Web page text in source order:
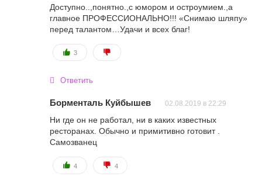
Доступно..,понятно.,с юмором и остроумием.,а
главное ПРОФЕССИОНАЛЬНО!!! «Снимаю шляпу»
перед талантом…Удачи и всех благ!
3
Ответить
Борменталь Куйбышев 02.08.2019 в 22:29
Ни где он не работал, ни в каких известных
ресторанах. Обычно и примитивно готовит .
Самозванец
4 4